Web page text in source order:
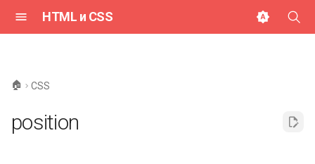
HTML и CSS
ц
🏠 CSS
position